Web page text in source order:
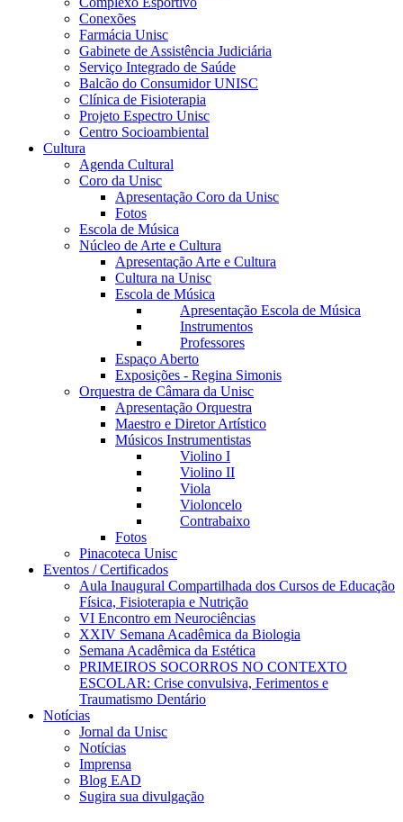
Conexões
Farmácia Unisc
Gabinete de Assistência Judiciária
Serviço Integrado de Saúde
Balcão do Consumidor UNISC
Clínica de Fisioterapia
Projeto Espectro Unisc
Centro Socioambiental
Cultura
Agenda Cultural
Coro da Unisc
Apresentação Coro da Unisc
Fotos
Escola de Música
Núcleo de Arte e Cultura
Apresentação Arte e Cultura
Cultura na Unisc
Escola de Música
Apresentação Escola de Música
Instrumentos
Professores
Espaço Aberto
Exposições - Regina Simonis
Orquestra de Câmara da Unisc
Apresentação Orquestra
Maestro e Diretor Artístico
Músicos Instrumentistas
Violino I
Violino II
Viola
Violoncelo
Contrabaixo
Fotos
Pinacoteca Unisc
Eventos / Certificados
Aula Inaugural Compartilhada dos Cursos de Educação
Física, Fisioterapia e Nutrição
VI Encontro em Neurociências
XXIV Semana Acadêmica da Biologia
Semana Acadêmica da Estética
PRIMEIROS SOCORROS NO CONTEXTO
ESCOLAR: Crise convulsiva, Ferimentos e
Traumatismo Dentário
Notícias
Jornal da Unisc
Notícias
Imprensa
Blog EAD
Sugira sua divulgação